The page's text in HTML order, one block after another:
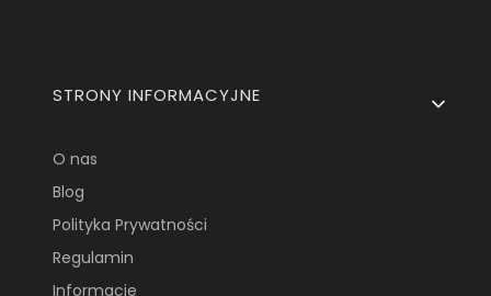
Linki w stopce
STRONY INFORMACYJNE
O nas
Blog
Polityka Prywatności
Regulamin
Informacje